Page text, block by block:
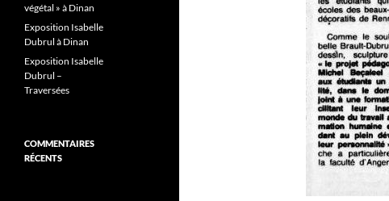
végétal » à Dinan
Exposition Isabelle
Dubrul à Dinan
Exposition Isabelle
Dubrul –
Traversées
COMMENTAIRES
RÉCENTS